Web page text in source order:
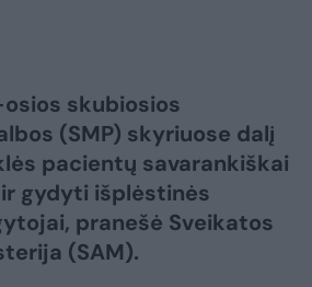
skubiosios
(SMP) skyriuose dalį
pacientų savarankiškai
gydyti išplėstinės
pranešė Sveikatos
(SAM).